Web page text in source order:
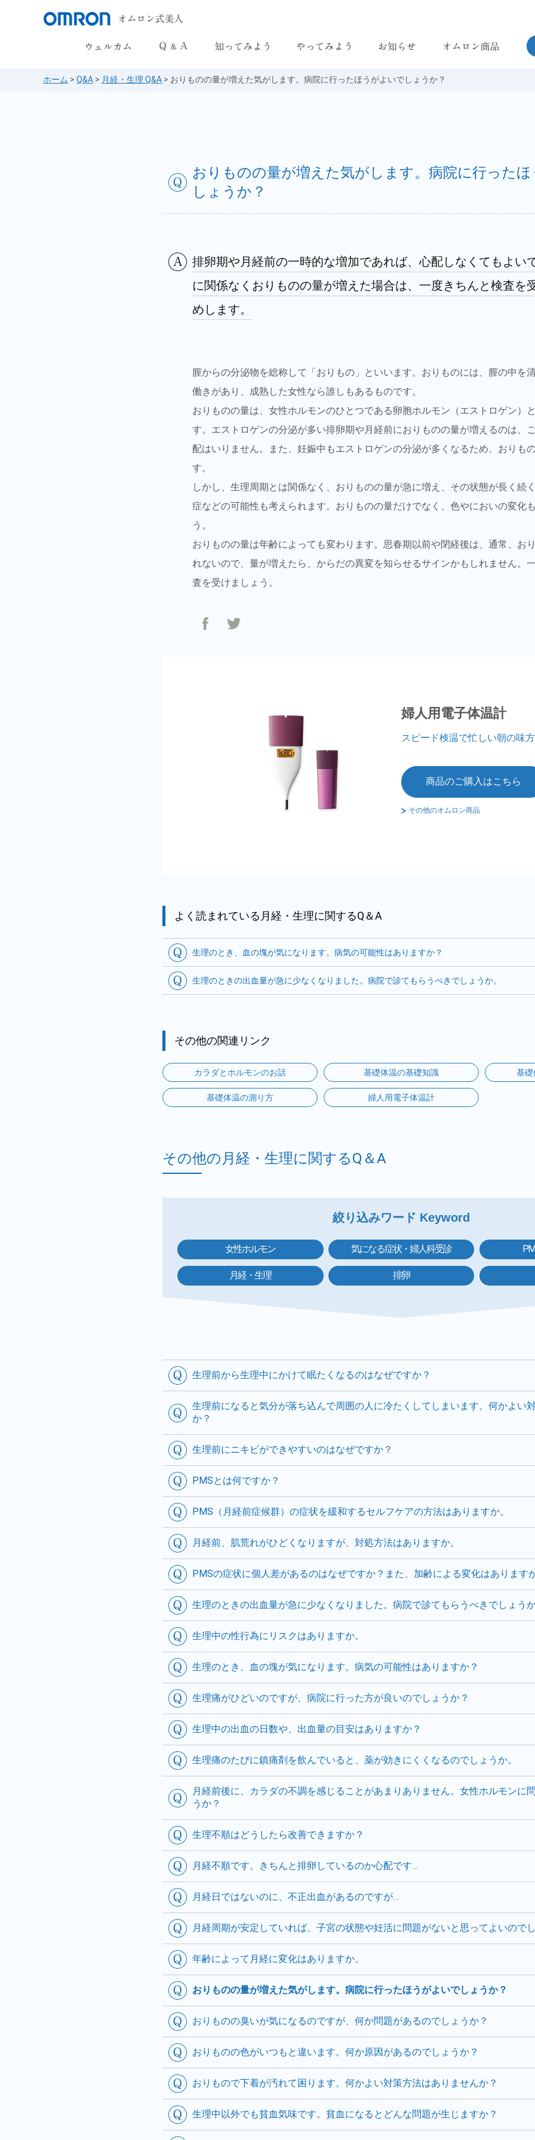
活動量計
ホーム > Q&A > 月経・生理 Q&A > おりものの量が増えた気がします。病院に行ったほうがよいでしょうか？
おりものの量が増えた気がします。病院に行った
しょうか？
排卵期や月経前の一時的な増加であれば、心配しなくてもよい
に関係なくおりものの量が増えた場合は、一度きちんと検査を
めします。
膣からの分泌物を総称して「おりもの」といいます。おりものには、膣の中を
働きがあり、成熟した女性なら誰しもあるものです。
おりものの量は、女性ホルモンのひとつである卵胞ホルモン（エストロゲン）
す。エストロゲンの分泌が多い排卵期や月経前におりものの量が増えるのは、
配はいりません。また、妊娠中もエストロゲンの分泌が多くなるため、おりも
す。
しかし、生理周期とは関係なく、おりものの量が急に増え、その状態が長く続
症などの可能性も考えられます。おりものの量だけでなく、色やにおいの変化
う。
おりものの量は年齢によっても変わります。思春期以前や閉経後は、通常、お
れないので、量が増えたら、からだの異変を知らせるサインかもしれません。
査を受けましょう。
婦人用電子体温計
スピード検温で忙しい朝の味方
商品のご購入はこちら
その他のオムロン商品
よく読まれている月経・生理に関するQ＆A
生理のとき、血の塊が気になります。病気の可能性はありますか？
生理のときの出血量が急に少なくなりました。病院で診てもらうべきでしょうか。
その他の関連リンク
カラダとホルモンのお話 基礎体温の基礎知識 基礎
基礎体温の測り方 婦人用電子体温計
その他の月経・生理に関するQ＆A
絞り込みワード Keyword
女性ホルモン 気になる症状・婦人科受診
月経・生理 排卵
生理前から生理中にかけて眠たくなるのはなぜですか？
生理前になると気分が落ち込んで周囲の人に冷たくしてしまいます。何かよい
か？
生理前にニキビができやすいのはなぜですか？
PMSとは何ですか？
PMS（月経前症候群）の症状を緩和するセルフケアの方法はありますか。
月経前、肌荒れがひどくなりますが、対処方法はありますか。
PMSの症状に個人差があるのはなぜですか？また、加齢による変化はあります
生理のときの出血量が急に少なくなりました。病院で診てもらうべきでしょうか
生理中の性行為にリスクはありますか。
生理のとき、血の塊が気になります。病気の可能性はありますか？
生理痛がひどいのですが、病院に行った方が良いのでしょうか？
生理中の出血の日数や、出血量の目安はありますか？
生理痛のたびに鎮痛剤を飲んでいると、薬が効きにくくなるのでしょうか。
月経前後に、カラダの不調を感じることがあまりありません。女性ホルモンに
うか？
生理不順はどうしたら改善できますか？
月経不順です。きちんと排卵しているのか心配です…
月経日ではないのに、不正出血があるのですが…
月経周期が安定していれば、子宮の状態や妊活に問題がないと思ってよいのでし
年齢によって月経に変化はありますか。
おりものの量が増えた気がします。病院に行ったほうがよいでしょうか？
おりものの臭いが気になるのですが、何か問題があるのでしょうか？
おりものの色がいつもと違います。何か原因があるのでしょうか？
おりもので下着が汚れて困ります。何かよい対策方法はありませんか？
生理中以外でも貧血気味です。貧血になるとどんな問題が生じますか？